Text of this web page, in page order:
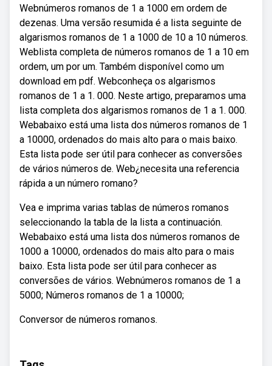
Webnúmeros romanos de 1 a 1000 em ordem de
dezenas. Uma versão resumida é a lista seguinte de
algarismos romanos de 1 a 1000 de 10 a 10 números.
Weblista completa de números romanos de 1 a 10 em
ordem, um por um. Também disponível como um
download em pdf. Webconheça os algarismos
romanos de 1 a 1. 000. Neste artigo, preparamos uma
lista completa dos algarismos romanos de 1 a 1. 000.
Webabaixo está uma lista dos números romanos de 1
a 10000, ordenados do mais alto para o mais baixo.
Esta lista pode ser útil para conhecer as conversões
de vários números de. Web¿necesita una referencia
rápida a un número romano?
Vea e imprima varias tablas de números romanos
seleccionando la tabla de la lista a continuación.
Webabaixo está uma lista dos números romanos de
1000 a 10000, ordenados do mais alto para o mais
baixo. Esta lista pode ser útil para conhecer as
conversões de vários. Webnúmeros romanos de 1 a
5000; Números romanos de 1 a 10000;
Conversor de números romanos.